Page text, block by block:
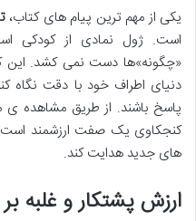
یکی از مهم ترین پیام های کتاب،
است. ژول نمادی از کودکی
«چگونه»ها دست نمی کشد. این
دنیای اطراف خود با دقت نگاه
پاسخ باشند. از طریق مشاهده ی
کنجکاوی یک صفت ارزشمند
های جدید هدایت کند.
ارزش پشتکار و غلبه